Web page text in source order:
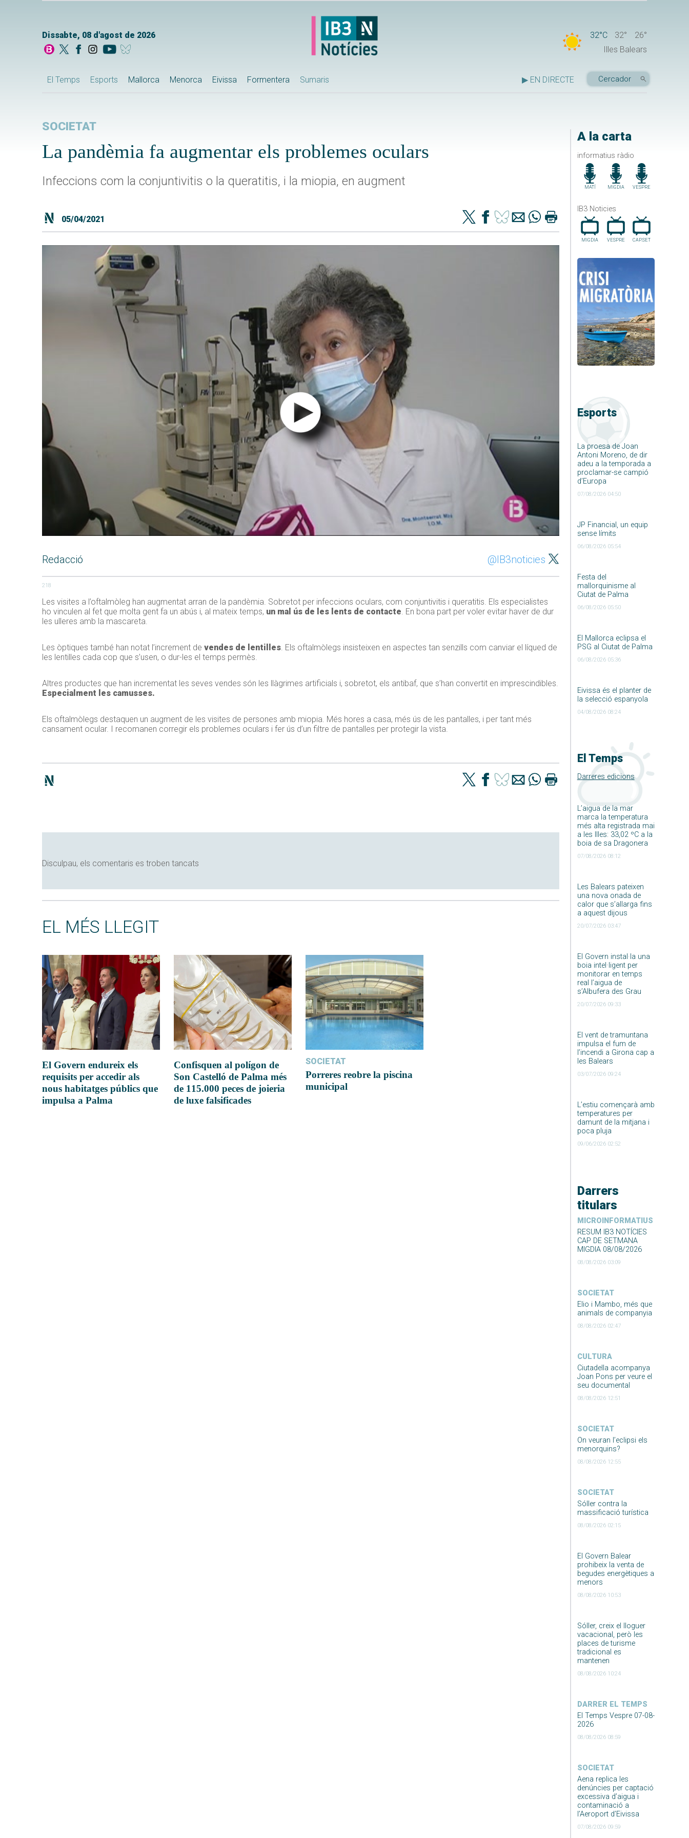
Dissabte, 08 d'agost de 2026 32°C 32°
26°
Illes Balears
El Temps Esports Mallorca Menorca Eivissa Formentera Sumaris ▶ EN DIRECTE
A la carta
informatius ràdio
MATÍ MIGDIA VESPRE
IB3 Noticies
MIGDIA VESPRE CAP.SET
Esports
La proesa de Joan
Antoni Moreno, de dir
adeu a la temporada a
proclamar-se campió
d’Europa
07/08/2026 04:50
JP Financial, un equip
sense límits
06/08/2026 05:54
Festa del
mallorquinisme al
Ciutat de Palma
06/08/2026 05:50
El Mallorca eclipsa el
PSG al Ciutat de Palma
06/08/2026 05:36
Eivissa és el planter de
la selecció espanyola
04/08/2026 08:24
El Temps
Darreres edicions
L’aigua de la mar
marca la temperatura
més alta registrada mai
a les Illes: 33,02 ºC a la
boia de sa Dragonera
07/08/2026 08:12
Les Balears pateixen
una nova onada de
calor que s’allarga fins
a aquest dijous
20/07/2026 03:47
El Govern instal·la una
boia intel·ligent per
monitorar en temps
real l’aigua de
s’Albufera des Grau
20/07/2026 09:33
El vent de tramuntana
impulsa el fum de
l’incendi a Girona cap a
les Balears
03/07/2026 09:24
L’estiu començarà amb
temperatures per
damunt de la mitjana i
poca pluja
09/06/2026 02:52
Darrers
titulars
MICROINFORMATIUS
RESUM IB3 NOTÍCIES
CAP DE SETMANA
MIGDIA 08/08/2026
08/08/2026 03:09
SOCIETAT
Elio i Mambo, més que
animals de companyia
08/08/2026 02:47
CULTURA
Ciutadella acompanya
Joan Pons per veure el
seu documental
08/08/2026 12:51
SOCIETAT
On veuran l’eclipsi els
menorquins?
08/08/2026 12:55
SOCIETAT
Sóller contra la
massificació turística
08/08/2026 02:15
El Govern Balear
prohibeix la venta de
begudes energètiques a
menors
08/08/2026 10:53
Sóller, creix el lloguer
vacacional, però les
places de turisme
tradicional es
mantenen
08/08/2026 10:24
DARRER EL TEMPS
El Temps Vespre 07-08-
2026
08/08/2026 08:59
SOCIETAT
Aena replica les
denúncies per captació
excessiva d’aigua i
contaminació a
l’Aeroport d’Eivissa
07/08/2026 09:59
SOCIETAT
La pandèmia fa augmentar els problemes oculars
Infeccions com la conjuntivitis o la queratitis, i la miopia, en augment
05/04/2021
Redacció @IB3noticies
218
Les visites a l’oftalmòleg han augmentat arran de la pandèmia. Sobretot per infeccions oculars, com conjuntivitis i queratitis. Els especialistes
ho vinculen al fet que molta gent fa un abús i, al mateix temps, un mal ús de les lents de contacte. En bona part per voler evitar haver de dur
les ulleres amb la mascareta.
Les òptiques també han notat l’increment de vendes de lentilles. Els oftalmòlegs insisteixen en aspectes tan senzills com canviar el líqued de
les lentilles cada cop que s’usen, o dur-les el temps permès.
Altres productes que han incrementat les seves vendes són les llàgrimes artificials i, sobretot, els antibaf, que s’han convertit en imprescindibles.
Especialment les camusses.
Els oftalmòlegs destaquen un augment de les visites de persones amb miopia. Més hores a casa, més ús de les pantalles, i per tant més
cansament ocular. I recomanen corregir els problemes oculars i fer ús d’un filtre de pantalles per protegir la vista.
Disculpau, els comentaris es troben tancats
EL MÉS LLEGIT
El Govern endureix els
requisits per accedir als
nous habitatges públics que
impulsa a Palma
Confisquen al polígon de
Son Castelló de Palma més
de 115.000 peces de joieria
de luxe falsificades
SOCIETAT
Porreres reobre la piscina
municipal